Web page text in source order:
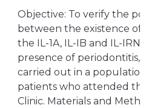
Objective: To verify the
between the existence of
the IL-1A, IL-IB and IL-IRN
presence of periodontitis,
carried out in a population
patients who attended
Clinic. Materials and